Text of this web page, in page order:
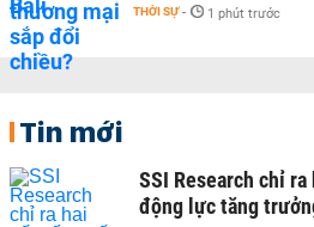
THỜI SỰ - 1 phút trước
Tin mới
SSI Research chỉ
động lực tăng